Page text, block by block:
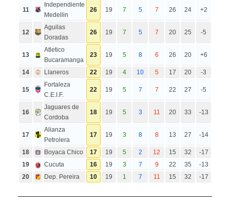
11
Independiente
Medellin
26 19 7 5 7 26 24 +2
12
Aguilas
Doradas
26 19 7 5 7 20 25 -5
13
Atletico
Bucaramanga
23 19 5 8 6 26 20 +6
14 Llaneros 22 19 4 10 5 17 20 -3
15
Fortaleza
C.E.I.F.
22 19 5 7 7 22 27 -5
16
Jaguares de
Cordoba
18 19 5 3 11 20 33 -13
17
Alianza
Petrolera
17 19 3 8 8 13 27 -14
18 Boyaca Chico 17 19 5 2 12 15 32
-17
19
Cucuta 16 19 3 7 9 22 35
-13
20
Dep. Pereira 10 19 1 7 11 15 32 -17